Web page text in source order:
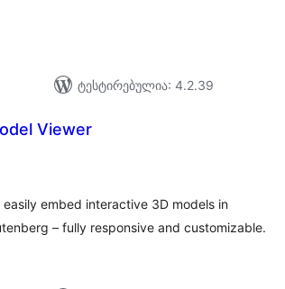
ტესტირებულია: 4.2.39
Viewer
embed interactive 3D models in
– fully responsive and customizable.